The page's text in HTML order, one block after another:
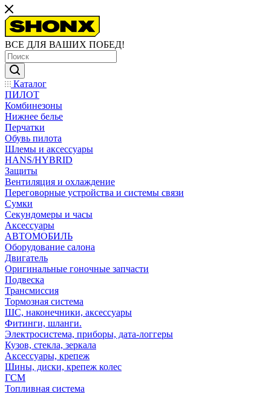
ВСЕ ДЛЯ ВАШИХ ПОБЕД!
Каталог
ПИЛОТ
Комбинезоны
Нижнее белье
Перчатки
Обувь пилота
Шлемы и аксессуары
HANS/HYBRID
Защиты
Вентиляция и охлаждение
Переговорные устройства и системы связи
Сумки
Секундомеры и часы
Аксессуары
АВТОМОБИЛЬ
Оборудование салона
Двигатель
Оригинальные гоночные запчасти
Подвеска
Трансмиссия
Тормозная система
ШС, наконечники, аксессуары
Фитинги, шланги.
Электросистема, приборы, дата-логгеры
Кузов, стекла, зеркала
Аксессуары, крепеж
Шины, диски, крепеж колес
ГСМ
Топливная система